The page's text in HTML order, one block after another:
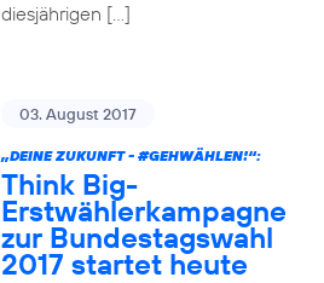
diesjährigen […]
03. August 2017
„DEINE ZUKUNFT - #GEHWÄHLEN!“:
Think Big-
Erstwählerkampagne
zur Bundestagswahl
2017 startet heute